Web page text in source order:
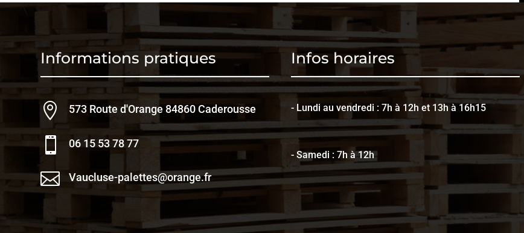
Informations pratiques
 573 Route d'Orange 84860 Caderousse
 06 15 53 78 77
 Vaucluse-palettes@orange.fr
Infos horaires
- Lundi au vendredi : 7h à 12h et 13h à 16h15
- Samedi : 7h à 12h